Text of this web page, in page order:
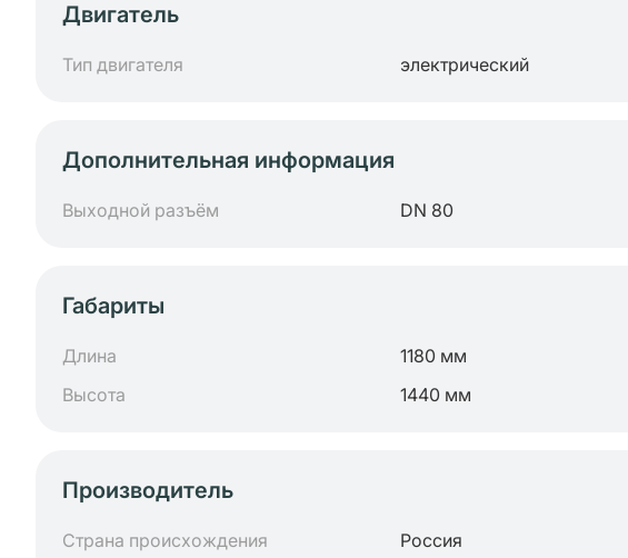
Двигатель
Тип двигателя электрический
Дополнительная информация
Выходной разъём DN 80
Габариты
Длина 1180 мм
Высота
1440 мм
Производитель
Страна происхождения Россия